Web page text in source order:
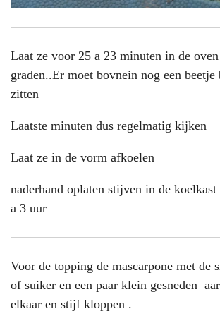
Laat ze voor 25 a 23 minuten in de
graden..Er moet bovnein nog een
zitten
Laatste minuten dus regelmatig kijken
Laat ze in de vorm afkoelen
naderhand oplaten stijven in de
a 3 uur
Voor de topping de mascarpone met de
of suiker en een paar klein gesneden
elkaar en stijf kloppen .